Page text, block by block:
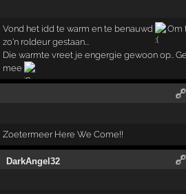
Vond het idd te warm en te benauwd
Om
zo'n roldeur gestaan...
Die warmte vreet je engergie gewoon op..
mee
Zoetermeer Here We Come!!
DarkAngel32